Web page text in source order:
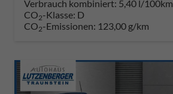
Verbrauch kombiniert: 5,40 l/100km
CO2-Klasse: D
CO2-Emissionen: 123,00 g/km